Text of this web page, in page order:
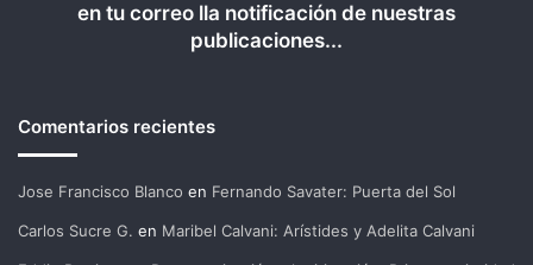
en tu correo lla notificación de nuestras
publicaciones...
Comentarios recientes
Jose Francisco Blanco en Fernando Savater: Puerta del Sol
Carlos Sucre G. en Maribel Calvani: Arístides y Adelita Calvani